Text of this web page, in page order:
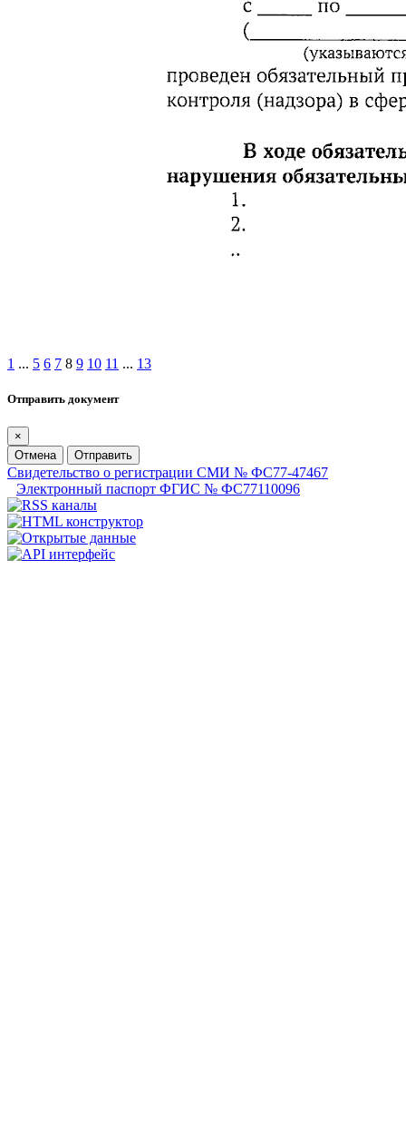
1 ... 5 6 7 8 9 10 11 ... 13
Отправить документ
×
Отмена
Отправить
Свидетельство о регистрации СМИ № ФС77-47467
Электронный паспорт ФГИС № ФС77110096